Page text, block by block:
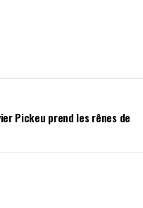
Pickeu prend les rênes de